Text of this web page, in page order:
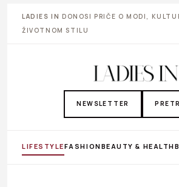
LADIES IN DONOSI PRIČE O MODI,
ŽIVOTNOM STILU
NEWSLETTER
LIFESTYLEFASHIONBEAUTY & HEALTH